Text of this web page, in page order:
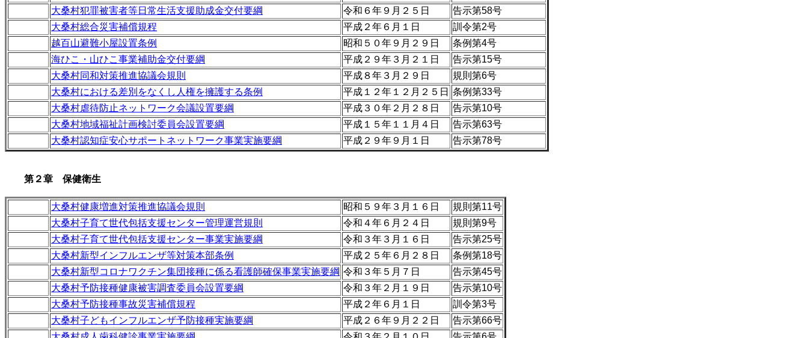
大桑村犯罪被害者等日常生活支援助成金交付要綱
令和６年９月２５日
告示第58号
大桑村総合災害補償規程
平成２年６月１日
訓令第2号
越百山避難小屋設置条例
昭和５０年９月２９日
条例第4号
海ひこ・山ひこ事業補助金交付要綱
平成２９年３月２１日
告示第15号
大桑村同和対策推進協議会規則
平成８年３月２９日
規則第6号
大桑村における差別をなくし人権を擁護する条例
平成１２年１２月２５日 条例第33号
大桑村虐待防止ネットワーク会議設置要綱
平成３０年２月２８日
告示第10号
大桑村地域福祉計画検討委員会設置要綱
平成１５年１１月４日
告示第63号
大桑村認知症安心サポートネットワーク事業実施要綱
平成２９年９月１日 告示第78号
第２章 保健衛生
大桑村健康増進対策推進協議会規則 昭和５９年３月１６日
規則第11号
大桑村子育て世代包括支援センター管理運営規則
令和４年６月２４日
規則第9号
大桑村子育て世代包括支援センター事業実施要綱
令和３年３月１６日
告示第25号
大桑村新型インフルエンザ等対策本部条例
平成２５年６月２８日
条例第18号
大桑村新型コロナワクチン集団接種に係る看護師確保事業実施要綱 令和３年５月７日
告示第45号
大桑村予防接種健康被害調査委員会設置要綱
令和３年２月１９日
告示第10号
大桑村予防接種事故災害補償規程
平成２年６月１日
訓令第3号
大桑村子どもインフルエンザ予防接種実施要綱
平成２６年９月２２日
告示第66号